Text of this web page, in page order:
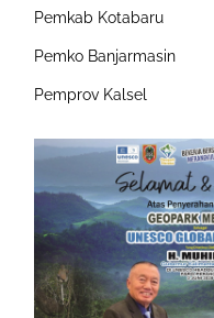
Pemkab Kotabaru
Pemko Banjarmasin
Pemprov Kalsel